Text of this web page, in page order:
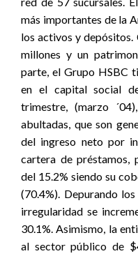
más importantes de la
los activos y
millones y un
parte, el Grupo HSBC
en el capital social
trimestre, (marzo
abultadas, que son
del ingreso neto por
cartera de préstamos,
del 15.2% siendo su
(70.4%). Depurando
irregularidad se
30.1%. Asimismo, la
al sector público de